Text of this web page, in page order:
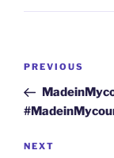
Post
Previous
Post
PREVIOUS
Next
NEXT